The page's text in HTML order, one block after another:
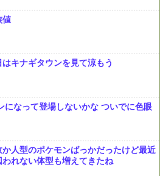
値
キナギタウンを見て涼もう
になって登場しないかな ついでに色眼
人型のポケモンばっかだったけど最近
れない体型も増えてきたね